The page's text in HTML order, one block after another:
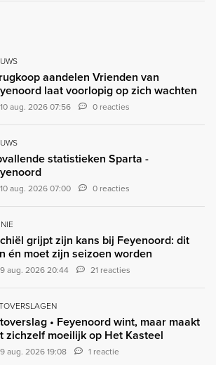
aandelen Vrienden van
laat voorlopig op zich wachten
10 aug. 2026 07:56 0 reacties
statistieken Sparta -
10 aug. 2026 07:00 0 reacties
grijpt zijn kans bij Feyenoord: dit
én moet zijn seizoen worden
9 aug. 2026 20:44 21 reacties
• Feyenoord wint, maar maakt
zichzelf moeilijk op Het Kasteel
9 aug. 2026 19:08 1 reactie